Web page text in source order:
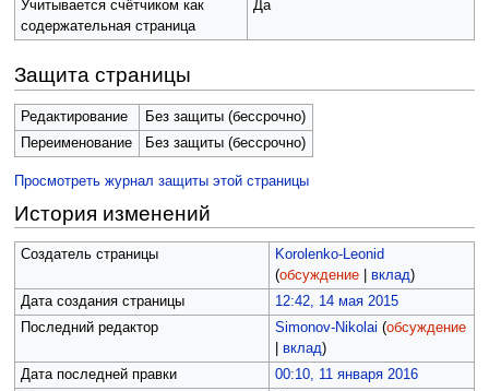
Учитывается счётчиком как
содержательная страница
Да
Защита страницы
Редактирование
Без защиты (бессрочно)
Переименование
Без защиты (бессрочно)
Просмотреть журнал защиты этой страницы
История изменений
Создатель страницы
Korolenko-Leonid
(обсуждение| вклад)
Дата создания страницы
12:42, 14 мая 2015
Последний редактор
Simonov-Nikolai (обсуждение
вклад)
Дата последней правки
00:10, 11 января 2016